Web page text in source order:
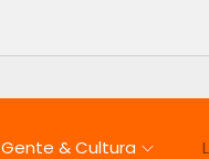
Gente & Cultura